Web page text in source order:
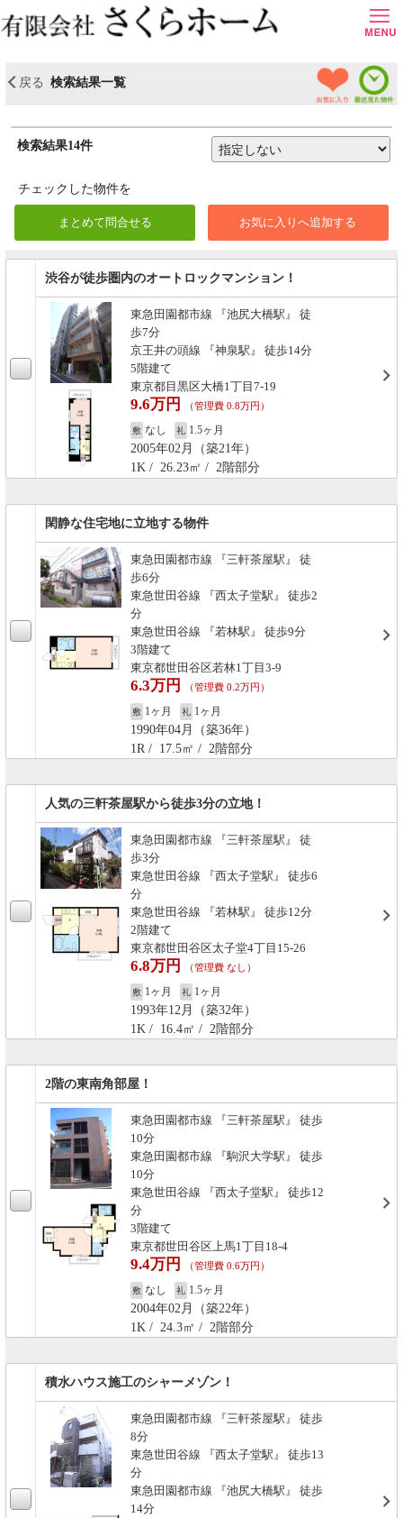
戻る 検索結果一覧
検索結果14件
チェックした物件を
渋谷が徒歩圏内のオートロックマンション！
東急田園都市線 『池尻大橋駅』 徒
歩7分
京王井の頭線 『神泉駅』 徒歩14分
5階建て
東京都目黒区大橋1丁目7-19
9.6万円 （管理費 0.8万円）
敷 なし 礼 1.5ヶ月
2005年02月（築21年）
1K / 26.23㎡ / 2階部分
閑静な住宅地に立地する物件
東急田園都市線 『三軒茶屋駅』 徒
歩6分
東急世田谷線 『西太子堂駅』 徒歩2
分
東急世田谷線 『若林駅』 徒歩9分
3階建て
東京都世田谷区若林1丁目3-9
6.3万円 （管理費 0.2万円）
敷 1ヶ月 礼 1ヶ月
1990年04月（築36年）
1R / 17.5㎡ / 2階部分
人気の三軒茶屋駅から徒歩3分の立地！
東急田園都市線 『三軒茶屋駅』 徒
歩3分
東急世田谷線 『西太子堂駅』 徒歩6
分
東急世田谷線 『若林駅』 徒歩12分
2階建て
東京都世田谷区太子堂4丁目15-26
6.8万円 （管理費 なし）
敷 1ヶ月 礼 1ヶ月
1993年12月（築32年）
1K / 16.4㎡ / 2階部分
2階の東南角部屋！
東急田園都市線 『三軒茶屋駅』 徒歩
10分
東急田園都市線 『駒沢大学駅』 徒歩
10分
東急世田谷線 『西太子堂駅』 徒歩12
分
3階建て
東京都世田谷区上馬1丁目18-4
9.4万円 （管理費 0.6万円）
敷 なし 礼 1.5ヶ月
2004年02月（築22年）
1K / 24.3㎡ / 2階部分
積水ハウス施工のシャーメゾン！
東急田園都市線 『三軒茶屋駅』 徒歩
8分
東急世田谷線 『西太子堂駅』 徒歩13
分
東急田園都市線 『池尻大橋駅』 徒歩
14分